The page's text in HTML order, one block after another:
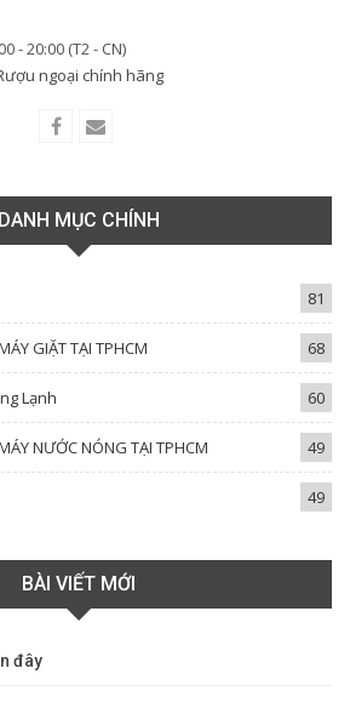
- 20:00 (T2 - CN)
ngoại chính hãng
DANH MỤC CHÍNH
81
GIẶT TẠI TPHCM 68
Lạnh 60
NƯỚC NÓNG TẠI TPHCM 49
49
BÀI VIẾT MỚI
đây